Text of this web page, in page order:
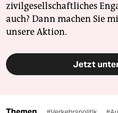
zivilgesellschaftliches
auch? Dann machen Sie
unsere Aktion.
Jetzt